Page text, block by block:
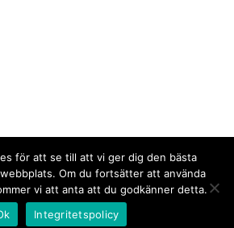
för att se till att vi ger dig den bästa
Om du fortsätter att använda
vi att anta att du godkänner detta.
Integritetspolicy